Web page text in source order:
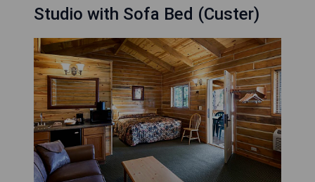
Studio with Sofa Bed (Custer)